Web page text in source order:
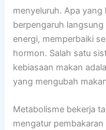
menyeluruh. Apa
berpengaruh
energi, memperbaiki
hormon. Salah satu
kebiasaan makan
yang mengubah
Metabolisme bekerja
mengatur